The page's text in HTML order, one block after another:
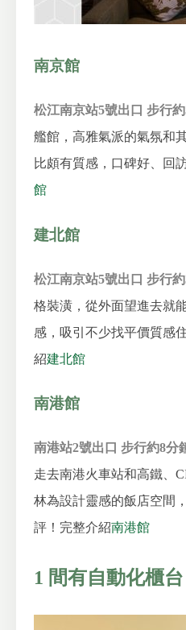
南京館
松江南京站5號出口 步行
艦館，高雅氣派的氣氛和
比頗有質感，口碑好、回
館
建北館
松江南京站5號出口 步行
格裝潢，從外面望進去就
感，吸引不少找平價質感
紹建北館
南港館
南港站2號出口 步行約8分
走去南港火車站和高鐵、
林為設計靈感的飯店空間
評！ 完整介紹南港館
1 間有自動化櫃台